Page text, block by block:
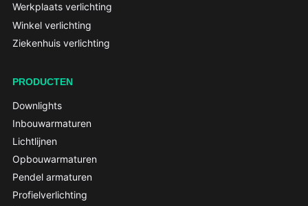
Werkplaats verlichting
Winkel verlichting
Ziekenhuis verlichting
PRODUCTEN
Downlights
Inbouwarmaturen
Lichtlijnen
Opbouwarmaturen
Pendel armaturen
Profielverlichting